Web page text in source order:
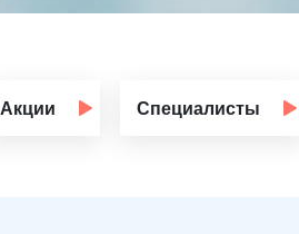
Акции Специалисты